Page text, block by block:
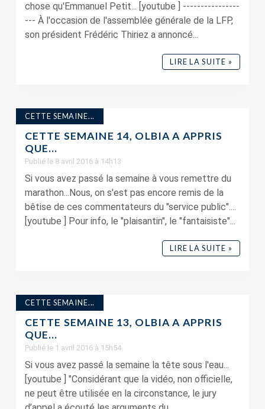
chose qu'Emmanuel Petit... [youtube ] ----------------
--- À l'occasion de l'assemblée générale de la LFP,
son président Frédéric Thiriez a annoncé...
LIRE LA SUITE »
CETTE SEMAINE...
CETTE SEMAINE 14, OLBIA A APPRIS
QUE…
Publié le 8 avril 2016 à 14h13
Si vous avez passé la semaine à vous remettre du
marathon...Nous, on s'est pas encore remis de la
bêtise de ces commentateurs du "service public"....
[youtube ] Pour info, le "plaisantin", le "fantaisiste"...
LIRE LA SUITE »
CETTE SEMAINE...
CETTE SEMAINE 13, OLBIA A APPRIS
QUE…
Publié le 1 avril 2016 à 15h54
Si vous avez passé la semaine la tête sous l'eau...
[youtube ] "Considérant que la vidéo, non officielle,
ne peut être utilisée en la circonstance, le jury